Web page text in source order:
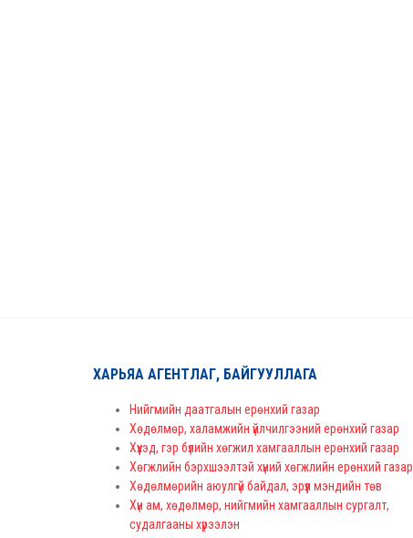
ХАРЬЯА АГЕНТЛАГ, БАЙГУУЛЛАГА
Нийгмийн даатгалын ерөнхий газар
Хөдөлмөр, халамжийн үйлчилгээний ерөнхий газар
Хүүхэд, гэр бүлийн хөгжил хамгааллын ерөнхий газар
Хөгжлийн бэрхшээлтэй хүний хөгжлийн ерөнхий газар
Хөдөлмөрийн аюулгүй байдал, эрүүл мэндийн төв
Хүн ам, хөдөлмөр, нийгмийн хамгааллын сургалт,
судалгааны хүрээлэн